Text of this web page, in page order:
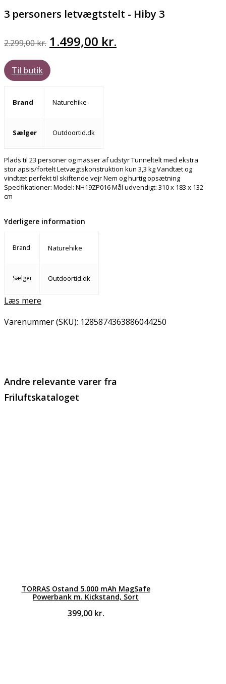
3 personers letvægtstelt - Hiby 3
2.299,00kr. Den
pris
2.299,00 kr..
1.499,00 kr.
Til butik
Brand Naturehike
Sælger Outdoortid.dk
Plads til 23 personer og masser af udstyr Tunneltelt med ekstra
stor apsis/fortelt Letvægtskonstruktion kun 3,3 kg Vandtæt og
vindtæt perfekt til skiftende vejr Nem og hurtig opsætning
Specifikationer: Model: NH19ZP016 Mål udvendigt: 310 x 183 x 132
cm
Yderligere information
Brand Naturehike
Sælger Outdoortid.dk
Læs mere
Varenummer (SKU): 1285874363886044250
Andre relevante varer fra
Friluftskataloget
TORRAS Ostand 5.000 mAh MagSafe
Powerbank m. Kickstand, Sort
399,00 kr.